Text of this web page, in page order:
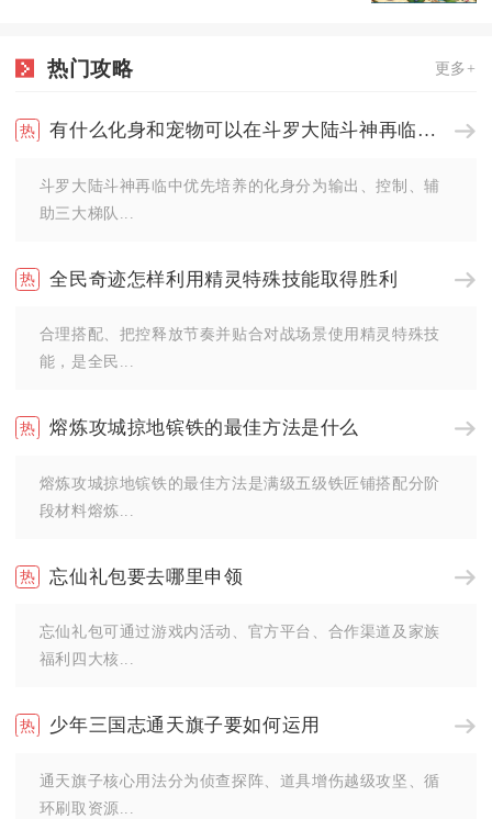
热门攻略 更多+
有什么化身和宠物可以在斗罗大陆斗神再临游戏中培养
斗罗大陆斗神再临中优先培养的化身分为输出、控制、辅
助三大梯队...
全民奇迹怎样利用精灵特殊技能取得胜利
合理搭配、把控释放节奏并贴合对战场景使用精灵特殊技
能，是全民...
熔炼攻城掠地镔铁的最佳方法是什么
熔炼攻城掠地镔铁的最佳方法是满级五级铁匠铺搭配分阶
段材料熔炼...
忘仙礼包要去哪里申领
忘仙礼包可通过游戏内活动、官方平台、合作渠道及家族
福利四大核...
少年三国志通天旗子要如何运用
通天旗子核心用法分为侦查探阵、道具增伤越级攻坚、循
环刷取资源...